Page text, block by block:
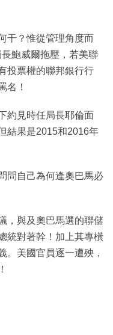
干？惟從管理角度而
鮑威爾拖壓，若美聯
投票權的聯邦銀行行
名！
約見時任局長耶倫面
結果是2015和2016年
問自己為何逢奧巴馬必
，與及奧巴馬選的聯儲
統對著幹！加上其專橫
。美國官員逐一遭殃，